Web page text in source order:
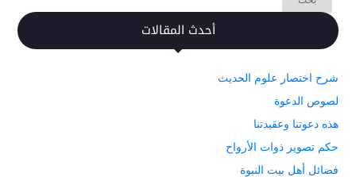
أحدث المقالات
شرح اختصار علوم الحديث
لصوص الدعوة
هذه دعوتنا وعقيدتنا
حكم تصوير ذوات الأرواح
فضائل أهل بيت النبوة